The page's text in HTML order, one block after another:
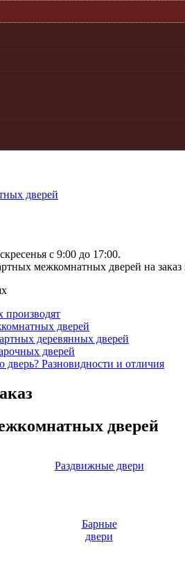
дверей
с 9:00 до 17:00.
межкомнатных дверей на
производят
дверей
деревянных дверей
дверей
Разновидности и отличия
дверей
Раздвижные двери
Барные
двери